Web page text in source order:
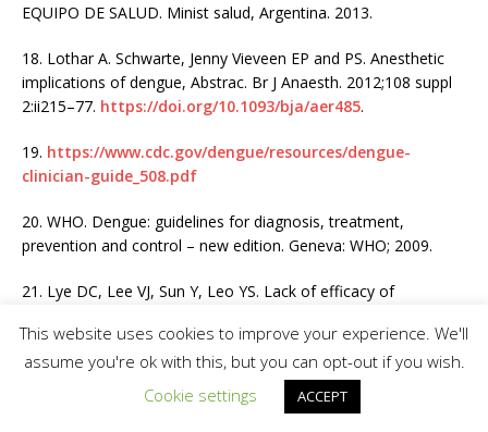
EQUIPO DE SALUD. Minist salud, Argentina. 2013.
18. Lothar A. Schwarte, Jenny Vieveen EP and PS. Anesthetic
implications of dengue, Abstrac. Br J Anaesth. 2012;108 suppl
2:ii215–77. https://doi.org/10.1093/bja/aer485.
19. https://www.cdc.gov/dengue/resources/dengue-
clinician-guide_508.pdf
20. WHO. Dengue: guidelines for diagnosis, treatment,
prevention and control – new edition. Geneva: WHO; 2009.
21. Lye DC, Lee VJ, Sun Y, Leo YS. Lack of efficacy of
in adults with acute uncomplicated dengue infection. Clin Infect
Dis. 2009 May;48(9):1262–5.https://doi.org/10.1086/597773
This website uses cookies to improve your experience. We'll
assume you're ok with this, but you can opt-out if you wish.
Cookie settings
ACCEPT